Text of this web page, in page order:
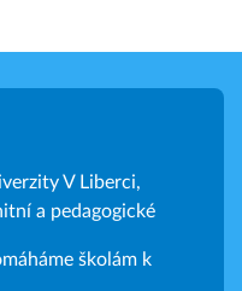
V Liberci,
a pedagogické
školám k